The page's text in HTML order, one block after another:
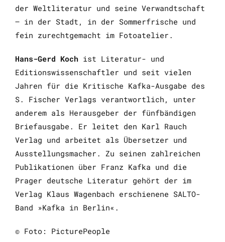
der Weltliteratur und seine Verwandtschaft
– in der Stadt, in der Sommerfrische und
fein zurechtgemacht im Fotoatelier.
Hans-Gerd Koch ist Literatur- und
Editionswissenschaftler und seit vielen
Jahren für die Kritische Kafka-Ausgabe des
S. Fischer Verlags verantwortlich, unter
anderem als Herausgeber der fünfbändigen
Briefausgabe. Er leitet den Karl Rauch
Verlag und arbeitet als Übersetzer und
Ausstellungsmacher. Zu seinen zahlreichen
Publikationen über Franz Kafka und die
Prager deutsche Literatur gehört der im
Verlag Klaus Wagenbach erschienene SALTO-
Band »Kafka in Berlin«.
© Foto: PicturePeople